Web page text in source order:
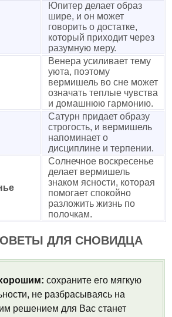
Юпитер делает образ
шире, и он может
говорить о достатке,
который приходит через
разумную меру.
Венера усиливает тему
уюта, поэтому
вермишель во сне может
означать теплые чувства
и домашнюю гармонию.
Сатурн придает образу
строгость, и вермишель
напоминает о
дисциплине и терпении.
Солнечное воскресенье
делает вермишель
знаком ясности, которая
помогает спокойно
разложить жизнь по
полочкам.
ДЛЯ СНОВИДЦА
сохраните его мягкую
не разбрасываясь на
решением для Вас станет